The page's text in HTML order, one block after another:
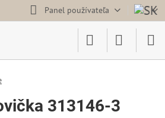
Panel používateľa
313146-3